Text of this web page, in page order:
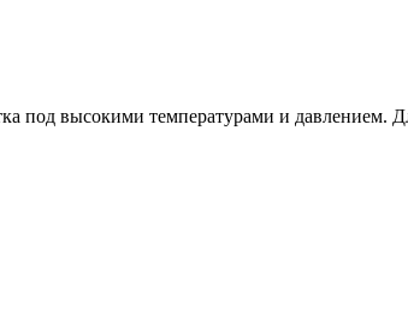
под высокими температурами и давлением.